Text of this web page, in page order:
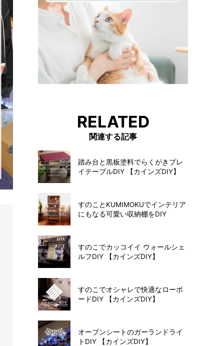
RELATED
関連する記事
踏み台と黒板塗料でらくがきプレ
イテーブルDIY 【カインズDIY】
すのことKUMIMOKUでインテリア
にもなる可愛い収納棚をDIY
すのこでカッコイイ ウォールシェ
ルフDIY 【カインズDIY】
すのこでオシャレで快適なローボ
ードDIY 【カインズDIY】
オーブンシートのガーランドライ
トDIY 【カインズDIY】